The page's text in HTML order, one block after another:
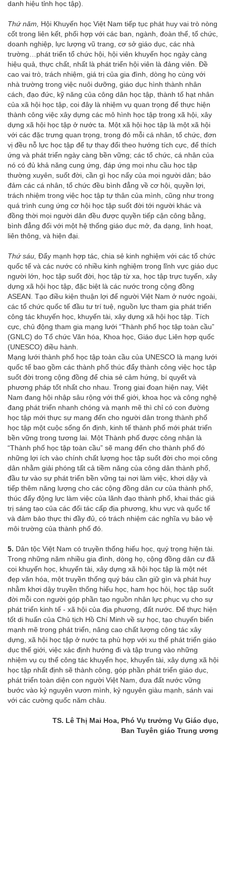
danh hiệu tỉnh học tập).
Thứ năm, Hội Khuyến học Việt Nam tiếp tục phát huy vai trò nòng
cốt trong liên kết, phối hợp với các ban, ngành, đoàn thể, tổ chức,
doanh nghiệp, lực lượng vũ trang, cơ sở giáo dục, các nhà
trường…phát triển tổ chức hội, hội viên khuyến học ngày càng
hiệu quả, thực chất, nhất là phát triển hội viên là đảng viên. Đề
cao vai trò, trách nhiệm, giá trị của gia đình, dòng họ cùng với
nhà trường trong việc nuôi dưỡng, giáo dục hình thành nhân
cách, đạo đức, kỹ năng của công dân học tập, thành tố hạt nhân
của xã hội học tập, coi đây là nhiệm vụ quan trọng để thực hiện
thành công việc xây dựng các mô hình học tập trong xã hội, xây
dựng xã hội học tập ở nước ta. Một xã hội học tập là một xã hội
với các đặc trưng quan trọng, trong đó mỗi cá nhân, tổ chức, đơn
vị đều nỗ lực học tập để tự thay đổi theo hướng tích cực, để thích
ứng và phát triển ngày càng bền vững; các tổ chức, cá nhân của
nó có đủ khả năng cung ứng, đáp ứng mọi nhu cầu học tập
thường xuyên, suốt đời, cần gì học nấy của mọi người dân; bảo
đảm các cá nhân, tổ chức đều bình đẳng về cơ hội, quyền lợi,
trách nhiệm trong việc học tập tự thân của mình, cũng như trong
quá trình cung ứng cơ hội học tập suốt đời tới người khác và
đồng thời mọi người dân đều được quyền tiếp cận công bằng,
bình đẳng đối với một hệ thống giáo dục mở, đa dạng, linh hoạt,
liên thông, và hiện đại.
Thứ sáu, Đẩy mạnh hợp tác, chia sẻ kinh nghiệm với các tổ chức
quốc tế và các nước có nhiều kinh nghiệm trong lĩnh vực giáo dục
người lớn, học tập suốt đời, học tập từ xa, học tập trực tuyến, xây
dựng xã hội học tập, đặc biệt là các nước trong cộng đồng
ASEAN. Tạo điều kiện thuận lợi để người Việt Nam ở nước ngoài,
các tổ chức quốc tế đầu tư trí tuệ, nguồn lực tham gia phát triển
công tác khuyến học, khuyến tài, xây dựng xã hội học tập. Tích
cực, chủ động tham gia mạng lưới “Thành phố học tập toàn cầu”
(GNLC) do Tổ chức Văn hóa, Khoa học, Giáo dục Liên hợp quốc
(UNESCO) điều hành.
Mạng lưới thành phố học tập toàn cầu của UNESCO là mạng lưới
quốc tế bao gồm các thành phố thúc đẩy thành công việc học tập
suốt đời trong cộng đồng để chia sẻ cảm hứng, bí quyết và
phương pháp tốt nhất cho nhau. Trong giai đoạn hiện nay, Việt
Nam đang hội nhập sâu rộng với thế giới, khoa học và công nghệ
đang phát triển nhanh chóng và mạnh mẽ thì chỉ có con đường
học tập mới thực sự mang đến cho người dân trong thành phố
học tập một cuộc sống ổn định, kinh tế thành phố mới phát triển
bền vững trong tương lai. Một Thành phố được công nhận là
“Thành phố học tập toàn cầu” sẽ mang đến cho thành phố đó
những lợi ích vào chính chất lượng học tập suốt đời cho mọi công
dân nhằm giải phóng tất cả tiềm năng của công dân thành phố,
đầu tư vào sự phát triển bền vững tại nơi làm việc, khơi dậy và
tiếp thêm năng lượng cho các cộng đồng dân cư của thành phố,
thúc đẩy động lực làm việc của lãnh đạo thành phố, khai thác giá
trị sáng tạo của các đối tác cấp địa phương, khu vực và quốc tế
và đảm bảo thực thi đầy đủ, có trách nhiệm các nghĩa vụ bảo vệ
môi trường của thành phố đó.
5. Dân tộc Việt Nam có truyền thống hiếu học, quý trọng hiện tài.
Trong những năm nhiều gia đình, dòng họ, cộng đồng dân cư đã
coi khuyến học, khuyến tài, xây dựng xã hội học tập là một nét
đẹp văn hóa, một truyền thống quý báu cần giữ gìn và phát huy
nhằm khơi dậy truyền thống hiếu học, ham học hỏi, học tập suốt
đời mỗi con người góp phần tạo nguồn nhân lực phục vụ cho sự
phát triển kinh tế - xã hội của địa phương, đất nước. Để thực hiện
tốt di huấn của Chủ tịch Hồ Chí Minh về sự học, tạo chuyến biến
mạnh mẽ trong phát triển, nâng cao chất lượng công tác xây
dựng, xã hội học tập ở nước ta phù hợp với xu thế phát triển giáo
dục thế giới, việc xác định hướng đi và tập trung vào những
nhiệm vụ cụ thể công tác khuyến học, khuyến tài, xây dựng xã hội
học tập nhất định sẽ thành công, góp phần phát triển giáo dục,
phát triển toàn diện con người Việt Nam, đưa đất nước vững
bước vào kỷ nguyên vươn mình, kỷ nguyên giàu mạnh, sánh vai
với các cường quốc năm châu.
TS. Lê Thị Mai Hoa, Phó Vụ trưởng Vụ Giáo dục,
Ban Tuyên giáo Trung ương